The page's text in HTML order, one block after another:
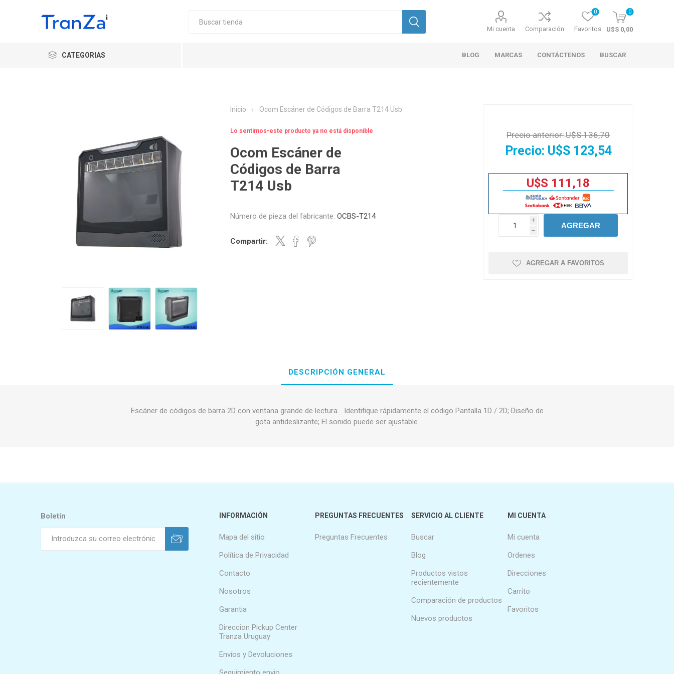
Mi cuenta Comparación Favoritos
0 0
U$S 0,00
CATEGORIAS BLOG MARCAS CONTÁCTENOS BUSCAR
Inicio Ocom Escáner de Códigos de Barra T214 Usb
Lo sentimos-este producto ya no está disponible
Ocom Escáner de
Códigos de Barra
T214 Usb
Número de pieza del fabricante: OCBS-T214
Compartir:
Precio anterior:U$S 136,70
Precio: U$S 123,54
U$S 111,18
i
h
AGREGAR
AGREGAR A FAVORITOS
DESCRIPCIÓN GENERAL
Escáner de códigos de barra 2D con ventana grande de lectura... Identifique rápidamente el código Pantalla 1D / 2D; Diseño de
gota antideslizante; El sonido puede ser ajustable.
Boletín INFORMACIÓN
Mapa del sitio
Política de Privacidad
Contacto
Nosotros
Garantia
Direccion Pickup Center
Tranza Uruguay
Envíos y Devoluciones
PREGUNTAS FRECUENTES
Preguntas Frecuentes
SERVICIO AL CLIENTE
Buscar
Blog
Productos vistos
recientemente
Comparación de productos
Nuevos productos
MI CUENTA
Mi cuenta
Ordenes
Direcciones
Carrito
Favoritos